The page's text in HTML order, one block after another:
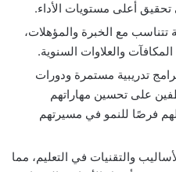
أعلى مستويات الأداء.
تتناسب مع الخبرة والمؤهلات،
والعلاوات السنوية.
تدريبية مستمرة ودورات
على تحسين مهاراتهم
لهم فرصًا للنمو في مسيرتهم
والتقنيات في التعليم، مما